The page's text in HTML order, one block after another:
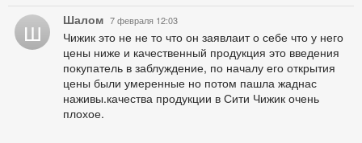
Ш Шалом 7 февраля 12:03
Чижик это не не то что он заявлаит о себе что у него
цены ниже и качественный продукция это введения
покупатель в заблуждение, по началу его открытия
цены были умеренные но потом пашла жаднас
наживы.качества продукции в Сити Чижик очень
плохое.